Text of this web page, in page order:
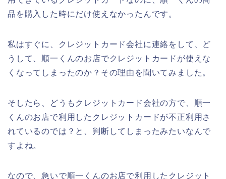
品を購入した時にだけ使えなかったんです。
私はすぐに、クレジットカード会社に連絡をして、ど
うして、順一くんのお店でクレジットカードが使えな
くなってしまったのか？その理由を聞いてみました。
そしたら、どうもクレジットカード会社の方で、順一
くんのお店で利用したクレジットカードが不正利用さ
れているのでは？と、判断してしまったみたいなんで
すよね。
なので、急いで順一くんのお店で利用したクレジット